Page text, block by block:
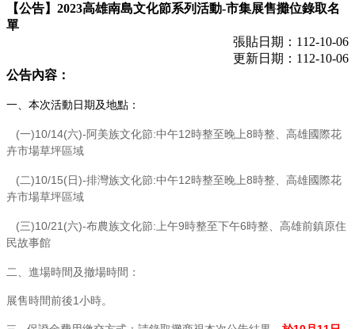
【公告】2023高雄南島文化節系列活動-市集展售攤位錄取名
單
張貼日期：112-10-06
更新日期：112-10-06
公告內容：
一、本次活動日期及地點：
(一)10/14(六)-阿美族文化節:中午12時整至晚上8時整、 高雄國際花
卉市場草坪區域
(二)10/15(日)-排灣族文化節:中午12時整至晚上8時整、 高雄國際花
卉市場草坪區域
(三)10/21(六)-布農族文化節:上午9時整至下午6時整、 高雄前鎮原住
民故事館
二、進場時間及撤場時間：
展售時間前後1小時。